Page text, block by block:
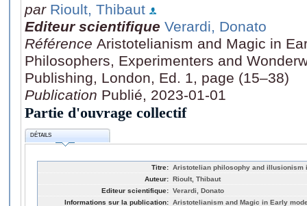
par Rioult, Thibaut
Editeur scientifique Verardi, Donato
Référence Aristotelianism and Magic in
Philosophers, Experimenters and
Publishing, London, Ed. 1, page (15–38)
Publication Publié, 2023-01-01
Partie d'ouvrage collectif
DÉTAILS
Titre: Aristotelian philosophy and illusionism
Auteur: Rioult, Thibaut
Editeur scientifique: Verardi, Donato
Informations sur la publication: Aristotelianism and Magic in Early